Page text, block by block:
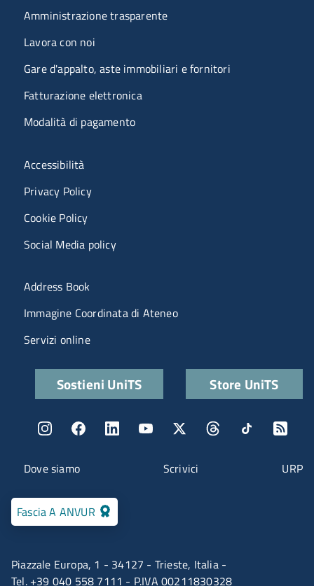
Piazzale Europa, 1 - 34127 - Trieste, Italia -
Tel. +39 040 558 7111 - P.IVA 00211830328
Fascia A ANVUR
Menu contatti
Dove siamo Scrivici URP
Amministrazione trasparente
Lavora con noi
Gare d'appalto, aste immobiliari e fornitori
Fatturazione elettronica
Modalità di pagamento
Menù riferimenti
Accessibilità
Privacy Policy
Cookie Policy
Social Media policy
Menu portale
Address Book
Immagine Coordinata di Ateneo
Servizi online
Quick linksSostieni UniTS Store UniTS
Menu social